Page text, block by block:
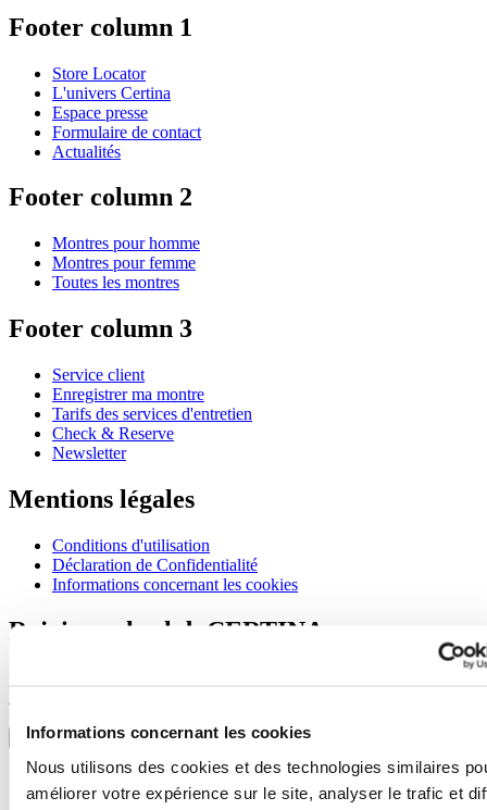
Informations concernant les cookies
Nous utilisons des cookies et des technologies similaires
améliorer votre expérience sur le site, analyser le trafic et
Footer column 1
Store Locator
L'univers Certina
Espace presse
Formulaire de contact
Actualités
Footer column 2
Montres pour homme
Montres pour femme
Toutes les montres
Footer column 3
Service client
Enregistrer ma montre
Tarifs des services d'entretien
Check & Reserve
Newsletter
Mentions légales
Conditions d'utilisation
Déclaration de Confidentialité
Informations concernant les cookies
Rejoignez le club CERTINA
Sélecteur de langue
Allemagne
Autriche